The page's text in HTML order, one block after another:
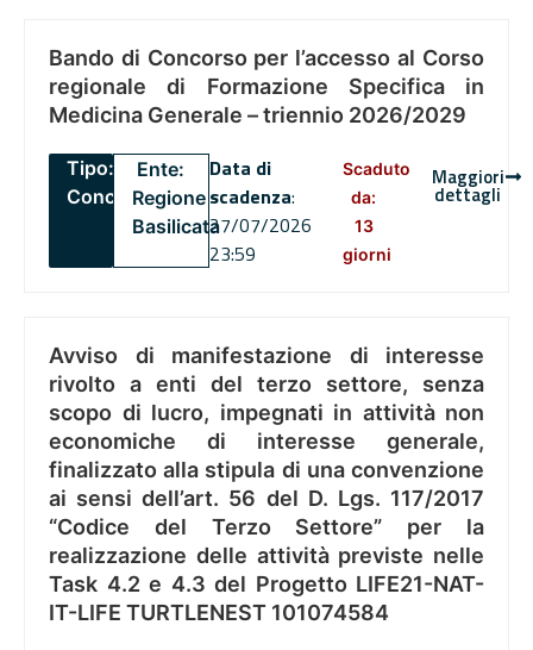
Bando di Concorso per l’accesso al Corso
regionale di Formazione Specifica in
Medicina Generale – triennio 2026/2029
Tipo:
Concorsi
Ente:
Regione
Basilicata
Data di
scadenza:
27/07/2026
23:59
Scaduto
da:
13
giorni
Maggiori
dettagli
Avviso di manifestazione di interesse
rivolto a enti del terzo settore, senza
scopo di lucro, impegnati in attività non
economiche di interesse generale,
finalizzato alla stipula di una convenzione
ai sensi dell’art. 56 del D. Lgs. 117/2017
“Codice del Terzo Settore” per la
realizzazione delle attività previste nelle
Task 4.2 e 4.3 del Progetto LIFE21-NAT-
IT-LIFE TURTLENEST 101074584